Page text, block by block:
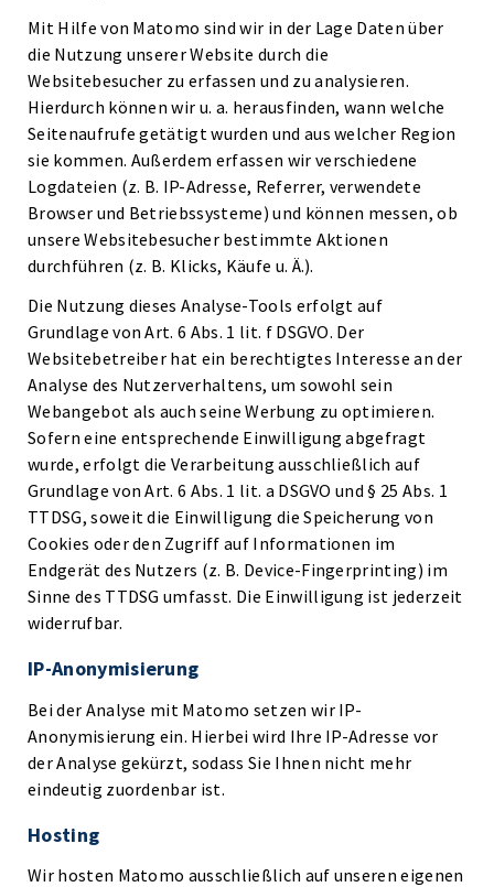
Mit Hilfe von Matomo sind wir in der Lage Daten über
die Nutzung unserer Website durch die
Websitebesucher zu erfassen und zu analysieren.
Hierdurch können wir u. a. herausfinden, wann welche
Seitenaufrufe getätigt wurden und aus welcher Region
sie kommen. Außerdem erfassen wir verschiedene
Logdateien (z. B. IP-Adresse, Referrer, verwendete
Browser und Betriebssysteme) und können messen, ob
unsere Websitebesucher bestimmte Aktionen
durchführen (z. B. Klicks, Käufe u. Ä.).
Die Nutzung dieses Analyse-Tools erfolgt auf
Grundlage von Art. 6 Abs. 1 lit. f DSGVO. Der
Websitebetreiber hat ein berechtigtes Interesse an der
Analyse des Nutzerverhaltens, um sowohl sein
Webangebot als auch seine Werbung zu optimieren.
Sofern eine entsprechende Einwilligung abgefragt
wurde, erfolgt die Verarbeitung ausschließlich auf
Grundlage von Art. 6 Abs. 1 lit. a DSGVO und § 25 Abs. 1
TTDSG, soweit die Einwilligung die Speicherung von
Cookies oder den Zugriff auf Informationen im
Endgerät des Nutzers (z. B. Device-Fingerprinting) im
Sinne des TTDSG umfasst. Die Einwilligung ist jederzeit
widerrufbar.
IP-Anonymisierung
Bei der Analyse mit Matomo setzen wir IP-
Anonymisierung ein. Hierbei wird Ihre IP-Adresse vor
der Analyse gekürzt, sodass Sie Ihnen nicht mehr
eindeutig zuordenbar ist.
Hosting
Wir hosten Matomo ausschließlich auf unseren eigenen